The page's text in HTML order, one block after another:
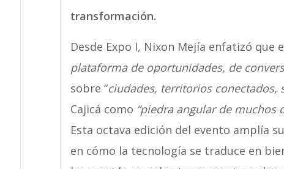
transformación.
Desde Expo I, Nixon Mejía enfatizó que
plataforma de oportunidades, de
sobre “ciudades, territorios conectados,
Cajicá como “piedra angular de muchos
Esta octava edición del evento amplía
en cómo la tecnología se traduce en